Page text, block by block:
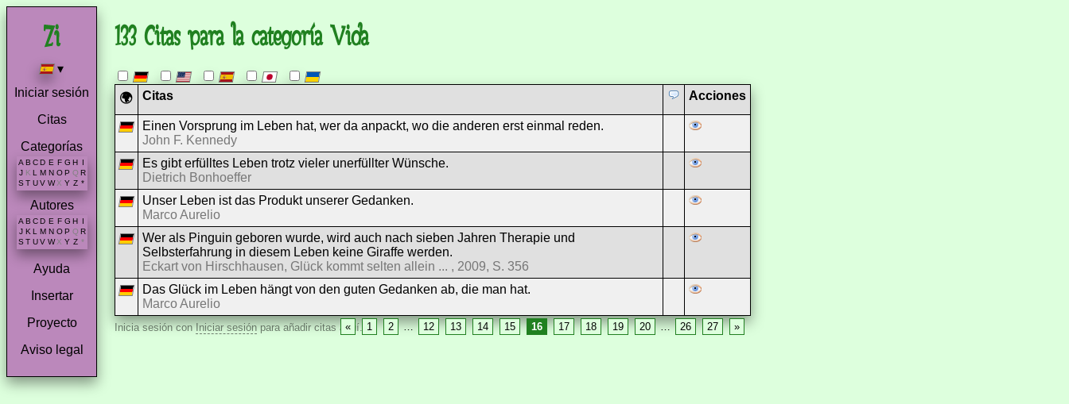
▾
Iniciar sesión
Citas
Categorías
A B C D E F G H I
J K L M N O P Q R
S T U V W X Y Z *
Autores
A B C D E F G H
J K L M N O P Q R
S T U V W X Y Z *
Ayuda
Insertar
Proyecto
Aviso legal
133 Citas para la categoría Vida
🌍 Citas Acciones
Einen Vorsprung im Leben hat, wer da anpackt, wo die anderen erst einmal reden.
John F. Kennedy
Es gibt erfülltes Leben trotz vieler unerfüllter Wünsche.
Dietrich Bonhoeffer
Unser Leben ist das Produkt unserer Gedanken.
Marco Aurelio
Wer als Pinguin geboren wurde, wird auch nach sieben Jahren Therapie und
Selbsterfahrung in diesem Leben keine Giraffe werden.
Eckart von Hirschhausen, Glück kommt selten allein ... , 2009, S. 356
Das Glück im Leben hängt von den guten Gedanken ab, die man hat.
Marco Aurelio
« 1 2 … 12 13 14 15 16 17 18 19 20 … 26 27 »
Inicia sesión conIniciar sesiónpara añadir citas aquí.